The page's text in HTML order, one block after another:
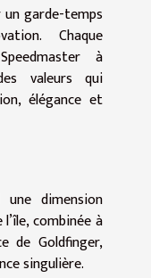
garde-temps
Chaque
à
valeurs qui
élégance et
dimension
combinée à
de Goldfinger,
singulière.